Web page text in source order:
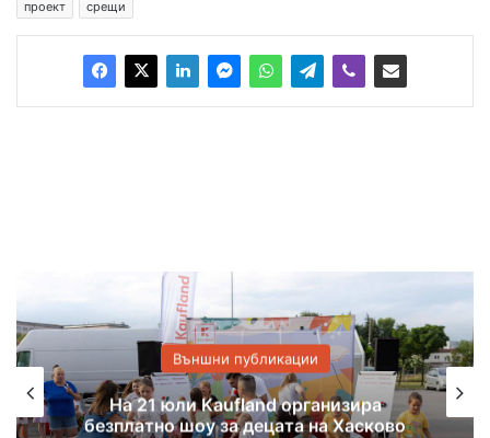
проект
срещи
Външни публикации
На 21 юли Kaufland организира
безплатно шоу за децата на Хасково